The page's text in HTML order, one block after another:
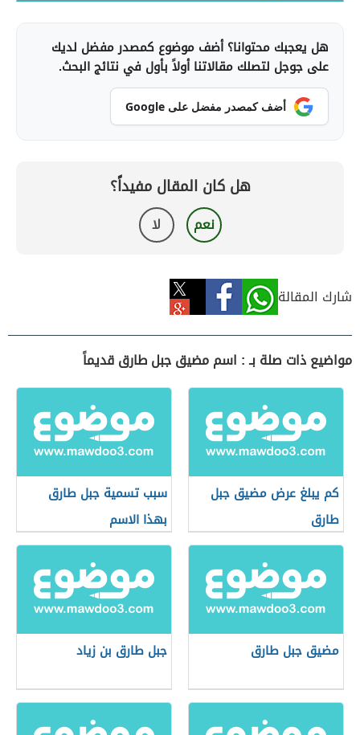
هل يعجبك محتوانا؟ أضف موضوع كمصدر مفضل لديك
على جوجل لتصلك مقالاتنا أولاً بأول في نتائج البحث.
أضف كمصدر مفضل على Google
هل كان المقال مفيداً؟
نعم لا
شارك المقالة
مواضيع ذات صلة بـ : اسم مضيق جبل طارق قديماً
كم يبلغ عرض مضيق جبل
طارق
سبب تسمية جبل طارق
بهذا الاسم
مضيق جبل طارق جبل طارق بن زياد